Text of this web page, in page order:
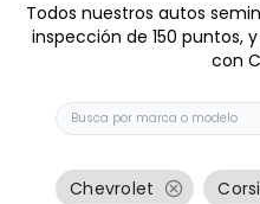
Todos nuestros autos
inspección de 150 puntos,
con
Buscar auto por
Chevrolet cancel